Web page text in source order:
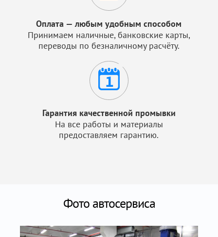
Оплата — любым удобным способом
Принимаем наличные, банковские карты,
переводы по безналичному расчёту.
Гарантия качественной промывки
На все работы и материалы
предоставляем гарантию.
Фото автосервиса